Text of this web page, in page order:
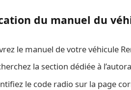
du manuel du
le manuel de votre véhicule
la section dédiée à
le code radio sur la page